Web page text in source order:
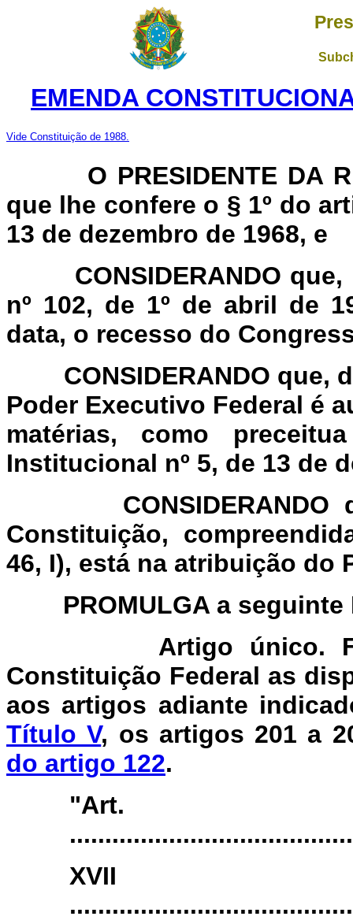
EMENDA
Vide Constituição de 1988.
O PRESIDENTE DA
que lhe confere o § 1º do
13 de dezembro de 1968, e
CONSIDERANDO que,
nº 102, de 1º de abril de
data, o recesso do
CONSIDERANDO que,
Poder Executivo Federal é
matérias, como
Institucional nº 5, de 13 de
CONSIDERANDO
Constituição,
46, I), está na atribuição do
PROMULGA a seguinte
Artigo único.
Constituição Federal as
aos artigos adiante
Título V, os artigos 201 a
do artigo 122.